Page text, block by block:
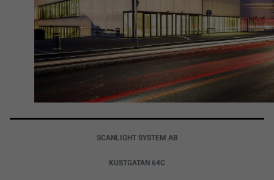
SCANLIGHT SYSTEM AB
KUSTGATAN 64C